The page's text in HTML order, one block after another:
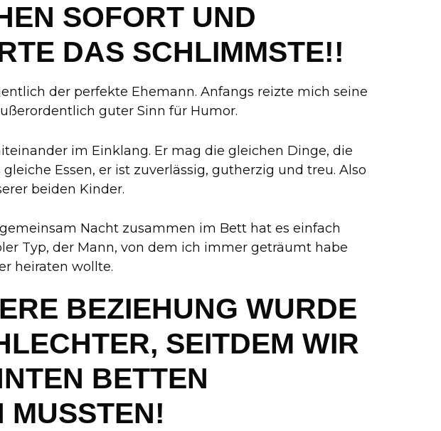
SOFORT UND
DAS SCHLIMMSTE!!
der perfekte Ehemann. Anfangs reizte mich seine
guter Sinn für Humor.
im Einklang. Er mag die gleichen Dinge, die
Essen, er ist zuverlässig, gutherzig und treu. Also
beiden Kinder.
Nacht zusammen im Bett hat es einfach
Typ, der Mann, von dem ich immer geträumt habe
heiraten wollte.
BEZIEHUNG WURDE
SEITDEM WIR
BETTEN
MUSSTEN!